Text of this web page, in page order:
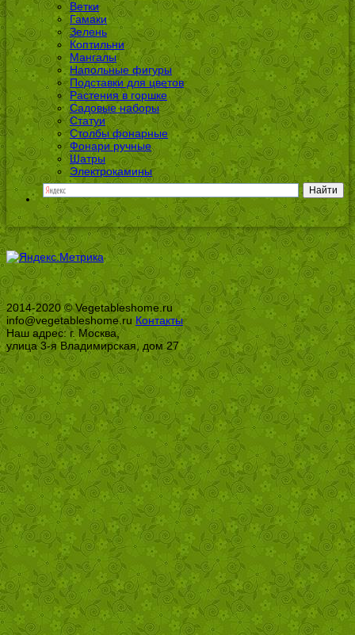
Ветки
Гамаки
Зелень
Коптильни
Мангалы
Напольные фигуры
Подставки для цветов
Растения в горшке
Садовые наборы
Статуи
Столбы фонарные
Фонари ручные
Шатры
Электрокамины
2014-2020 © Vegetableshome.ru
info@vegetableshome.ru Контакты
Наш адрес: г. Москва,
улица 3-я Владимирская, дом 27